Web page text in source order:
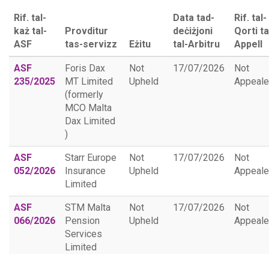
Rif. tal-
każ tal-
ASF
Provditur
tas-servizz
Eżitu
Data tad-
deċiżjoni
tal-Arbitru
Rif. tal-
Qorti
Appell
ASF
235/2025
Foris Dax
MT Limited
(formerly
MCO Malta
Dax Limited
)
Not
Upheld
17/07/2026
Not
ASF
052/2026
Starr Europe
Insurance
Limited
Not
Upheld
17/07/2026
Not
ASF
066/2026
STM Malta
Pension
Services
Limited
Not
Upheld
17/07/2026
Not